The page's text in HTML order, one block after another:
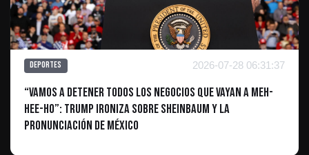
Deportes 2026-07-28 06:31:37
“Vamos a detener todos los negocios que vayan a Meh-
hee-ho”: Trump ironiza sobre Sheinbaum y la
pronunciación de México